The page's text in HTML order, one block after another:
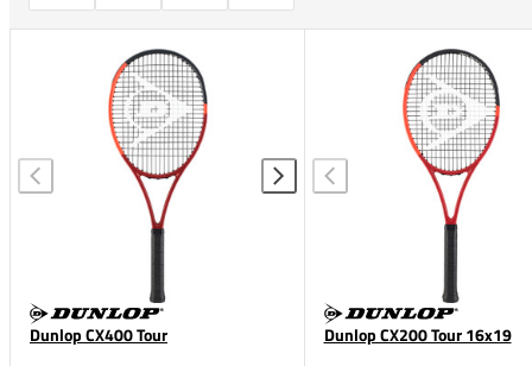
Dunlop CX400 Tour Dunlop CX200 Tour 16x19